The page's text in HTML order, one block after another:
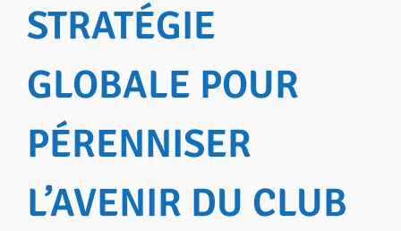
STRATÉGIE
GLOBALE POUR
PÉRENNISER
L’AVENIR DU CLUB